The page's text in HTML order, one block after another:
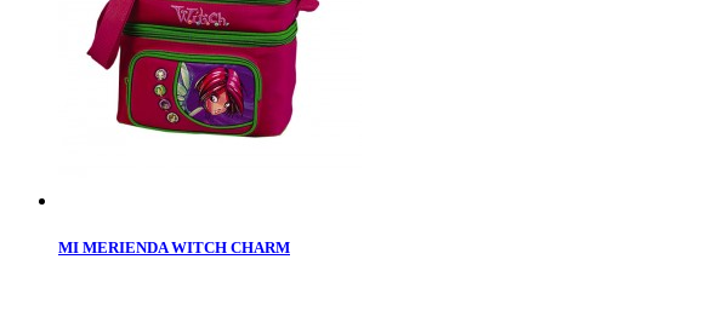
MI MERIENDA WITCH CHARM